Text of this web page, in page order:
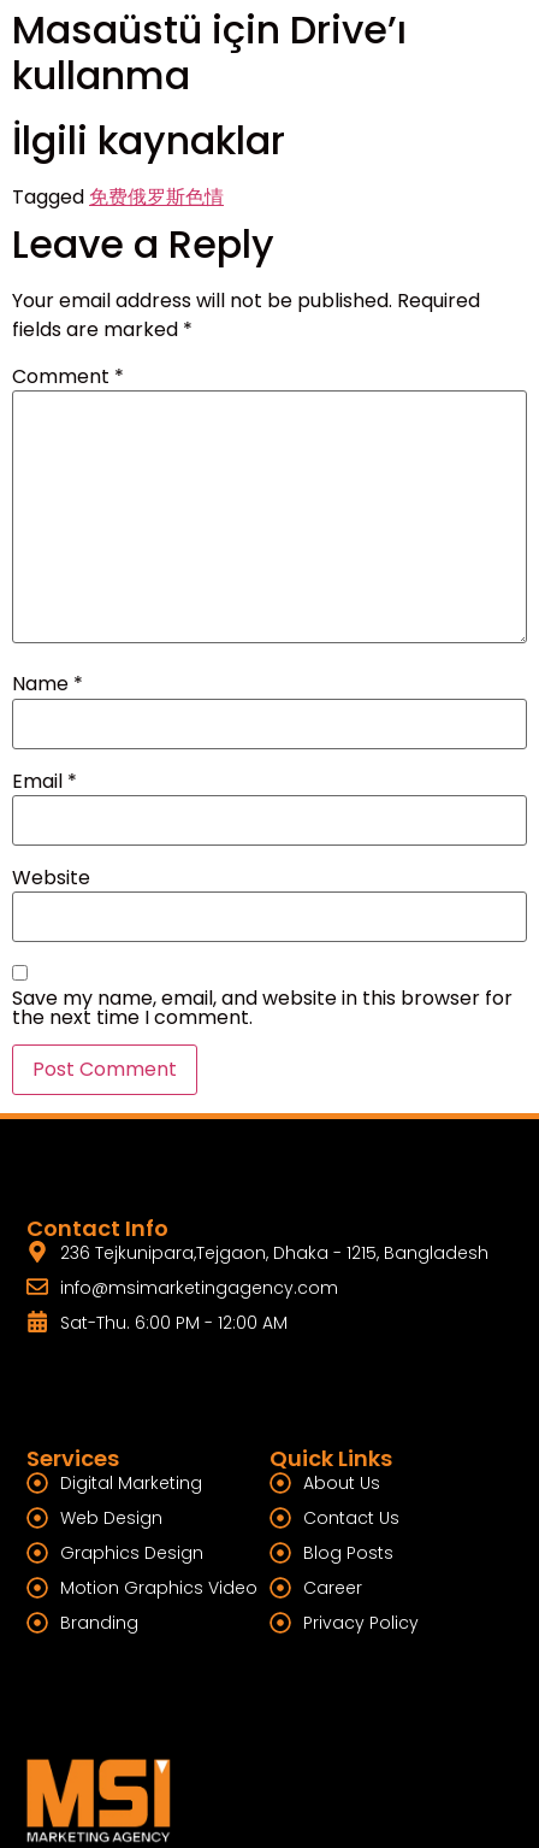
Masaüstü için Drive’ı
kullanma
İlgili kaynaklar
Tagged 免费俄罗斯色情
Leave a Reply
Your email address will not be published. Required
fields are marked *
Comment *
Name *
Email *
Website
Save my name, email, and website in this browser for
the next time I comment.
Quick Links
About Us
Contact Us
Blog Posts
Career
Privacy Policy
Services
Digital Marketing
Web Design
Graphics Design
Motion Graphics Video
Branding
Contact Info
236 Tejkunipara,Tejgaon, Dhaka - 1215, Bangladesh
info@msimarketingagency.com
Sat-Thu. 6:00 PM - 12:00 AM